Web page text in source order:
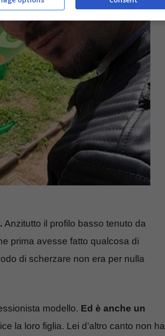
Anzitutto il profilo basso tenuto da
prima avesse fatto qualcosa di
di scherzare non era per nulla
modello. Ed è anche un
la loro figlia. Lei d’altro canto non ha